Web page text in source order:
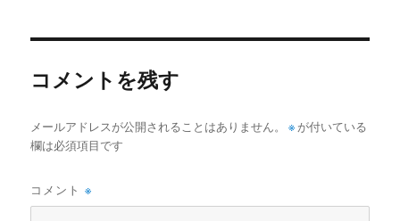
コメントを残す
メールアドレスが公開されることはありません。 ※ が付いている
欄は必須項目です
コメント※